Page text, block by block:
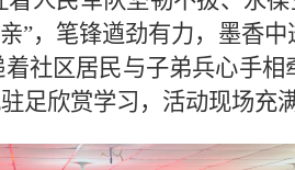
”，笔锋遒劲有力，墨香中
社区居民与子弟兵心手
足欣赏学习，活动现场充